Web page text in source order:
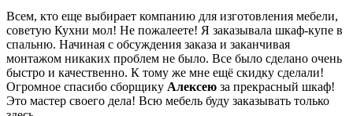
Всем, кто еще выбирает компанию для изготовления мебели,
советую Кухни мол! Не пожалеете! Я заказывала шкаф-купе в
спальню. Начиная с обсуждения заказа и заканчивая
монтажом никаких проблем не было. Все было сделано очень
быстро и качественно. К тому же мне ещё скидку сделали!
Огромное спасибо сборщику Алексею за прекрасный шкаф!
Это мастер своего дела! Всю мебель буду заказывать только